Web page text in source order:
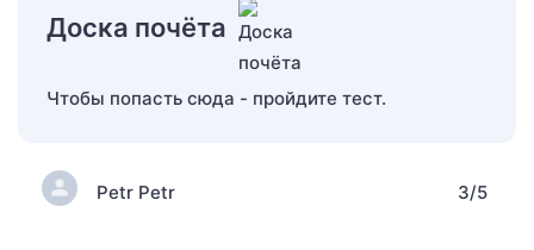
Доска почёта
Чтобы попасть сюда - пройдите тест.
Petr Petr 3/5